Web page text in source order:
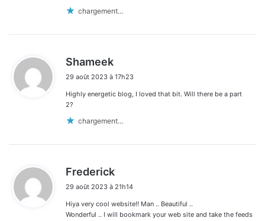
chargement…
Shameek
29 août 2023 à 17h23
Highly energetic blog, I loved that bit. Will there be a part
2?
chargement…
Frederick
t
:
29 août 2023 à 21h14
Hiya very cool website!! Man .. Beautiful ..
Wonderful .. I will bookmark your web site and take the feeds